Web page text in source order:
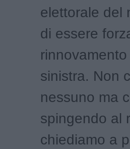
elettorale del
di essere
sinistra. Non
nessuno ma
spingendo al
chiediamo a